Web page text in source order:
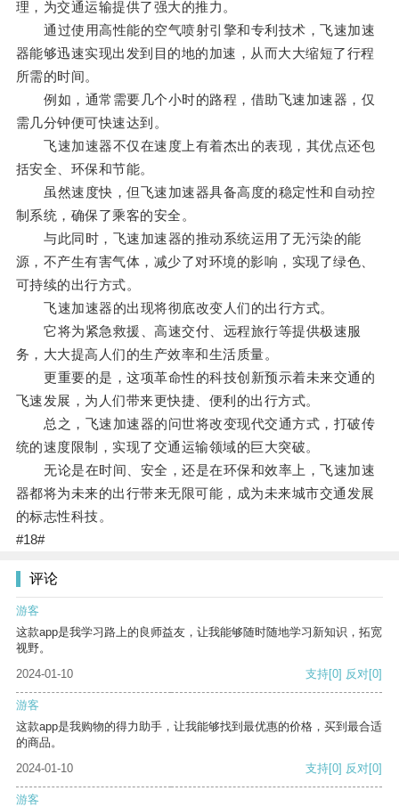
理，为交通运输提供了强大的推力。
通过使用高性能的空气喷射引擎和专利技术，飞速加速
器能够迅速实现出发到目的地的加速，从而大大缩短了行程
所需的时间。
例如，通常需要几个小时的路程，借助飞速加速器，仅
需几分钟便可快速达到。
飞速加速器不仅在速度上有着杰出的表现，其优点还包
括安全、环保和节能。
虽然速度快，但飞速加速器具备高度的稳定性和自动控
制系统，确保了乘客的安全。
与此同时，飞速加速器的推动系统运用了无污染的能
源，不产生有害气体，减少了对环境的影响，实现了绿色、
可持续的出行方式。
飞速加速器的出现将彻底改变人们的出行方式。
它将为紧急救援、高速交付、远程旅行等提供极速服
务，大大提高人们的生产效率和生活质量。
更重要的是，这项革命性的科技创新预示着未来交通的
飞速发展，为人们带来更快捷、便利的出行方式。
总之，飞速加速器的问世将改变现代交通方式，打破传
统的速度限制，实现了交通运输领域的巨大突破。
无论是在时间、安全，还是在环保和效率上，飞速加速
器都将为未来的出行带来无限可能，成为未来城市交通发展
的标志性科技。
#18#
评论
游客
这款app是我学习路上的良师益友，让我能够随时随地学习新知识，拓宽
视野。
2024-01-10
支持[0] 反对[0]
游客
这款app是我购物的得力助手，让我能够找到最优惠的价格，买到最合适
的商品。
2024-01-10
支持[0] 反对[0]
游客